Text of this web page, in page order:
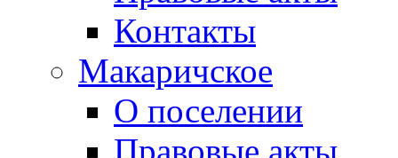
Контакты
Макаричское
О поселении
Правовые акты